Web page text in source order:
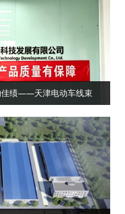
佳绩——天津电动车线束